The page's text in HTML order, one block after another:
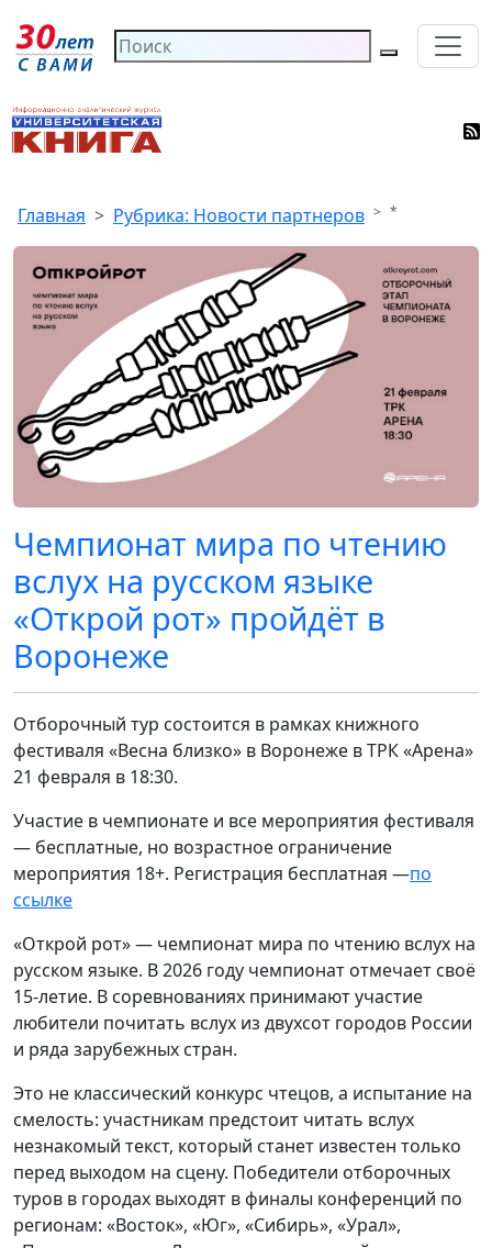
Главная Рубрика: Новости партнеров *
Чемпионат мира по чтению
вслух на русском языке
«Открой рот» пройдёт в
Воронеже
Отборочный тур состоится в рамках книжного
фестиваля «Весна близко» в Воронеже в ТРК «Арена»
21 февраля в 18:30.
Участие в чемпионате и все мероприятия фестиваля
— бесплатные, но возрастное ограничение
мероприятия 18+. Регистрация бесплатная —по
ссылке
«Открой рот» — чемпионат мира по чтению вслух на
русском языке. В 2026 году чемпионат отмечает своё
15-летие. В соревнованиях принимают участие
любители почитать вслух из двухсот городов России
и ряда зарубежных стран.
Это не классический конкурс чтецов, а испытание на
смелость: участникам предстоит читать вслух
незнакомый текст, который станет известен только
перед выходом на сцену. Победители отборочных
туров в городах выходят в финалы конференций по
регионам: «Восток», «Юг», «Сибирь», «Урал»,